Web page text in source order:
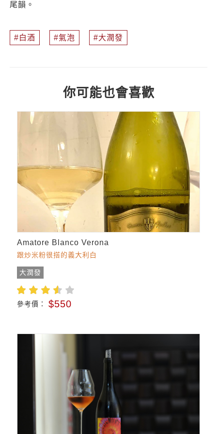
尾韻。
白酒 氣泡 大潤發
你可能也會喜歡
Amatore Blanco Verona
跟炒米粉很搭的義大利白
大潤發
參考價： $550